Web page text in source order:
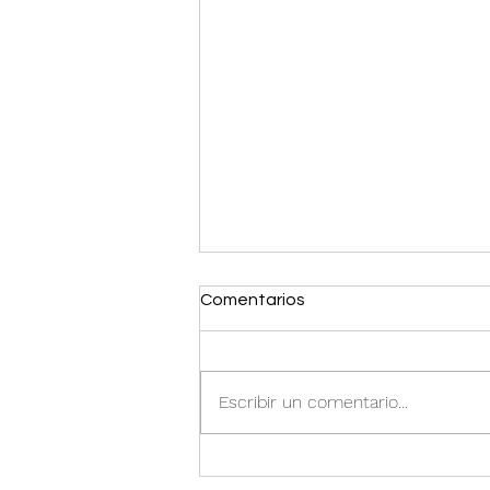
Comentarios
Escribir un comentario...